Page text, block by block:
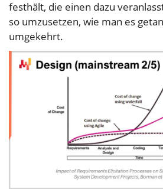
festhält, die einen dazu
so umzusetzen, wie man es
umgekehrt.